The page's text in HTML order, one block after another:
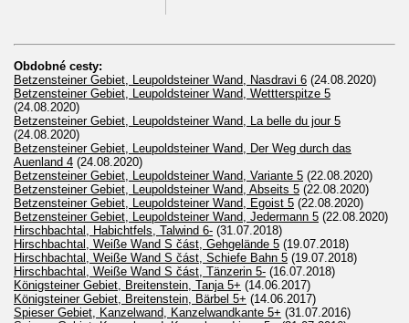
Obdobné cesty:
Betzensteiner Gebiet, Leupoldsteiner Wand, Nasdravi 6 (24.08.2020)
Betzensteiner Gebiet, Leupoldsteiner Wand, Wettterspitze 5
(24.08.2020)
Betzensteiner Gebiet, Leupoldsteiner Wand, La belle du jour 5
(24.08.2020)
Betzensteiner Gebiet, Leupoldsteiner Wand, Der Weg durch das
Auenland 4 (24.08.2020)
Betzensteiner Gebiet, Leupoldsteiner Wand, Variante 5 (22.08.2020)
Betzensteiner Gebiet, Leupoldsteiner Wand, Abseits 5 (22.08.2020)
Betzensteiner Gebiet, Leupoldsteiner Wand, Egoist 5 (22.08.2020)
Betzensteiner Gebiet, Leupoldsteiner Wand, Jedermann 5 (22.08.2020)
Hirschbachtal, Habichtfels, Talwind 6- (31.07.2018)
Hirschbachtal, Weiße Wand S část, Gehgelände 5 (19.07.2018)
Hirschbachtal, Weiße Wand S část, Schiefe Bahn 5 (19.07.2018)
Hirschbachtal, Weiße Wand S část, Tänzerin 5- (16.07.2018)
Königsteiner Gebiet, Breitenstein, Tanja 5+ (14.06.2017)
Königsteiner Gebiet, Breitenstein, Bärbel 5+ (14.06.2017)
Spieser Gebiet, Kanzelwand, Kanzelwandkante 5+ (31.07.2016)